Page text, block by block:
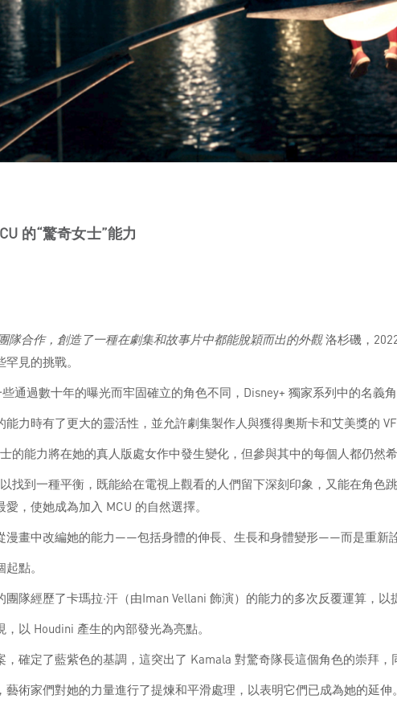
的“驚奇女士”能力
隊合作，創造了一種在劇集和故事片中都能脫穎而出的外觀洛杉磯，
見的挑戰。
通過數十年的曝光而牢固確立的角色不同，Disney+ 獨家系列中的名義
力時有了更大的靈活性，並允許劇集製作人與獲得奧斯卡和艾美獎的
的能力將在她的真人版處女作中發生變化，但參與其中的每個人都仍然
找到一種平衡，既能給在電視上觀看的人們留下深刻印象，又能在角色
，使她成為加入 MCU 的自然選擇。
漫畫中改編她的能力——包括身體的伸長、生長和身體變形——而是重新
點。
隊經歷了卡瑪拉·汗（由Iman Vellani 飾演）的能力的多次反覆運算，
以 Houdini 產生的內部發光為亮點。
確定了藍紫色的基調，這突出了 Kamala 對驚奇隊長這個角色的崇拜，
術家們對她的力量進行了提煉和平滑處理，以表明它們已成為她的延伸。